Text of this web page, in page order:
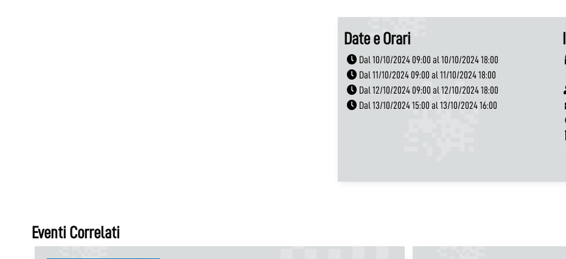
Date e Orari
Dal 10/10/2024 09:00 al 10/10/2024 18:00
Dal 11/10/2024 09:00 al 11/10/2024 18:00
Dal 12/10/2024 09:00 al 12/10/2024 18:00
Dal 13/10/2024 15:00 al 13/10/2024 16:00
Eventi Correlati